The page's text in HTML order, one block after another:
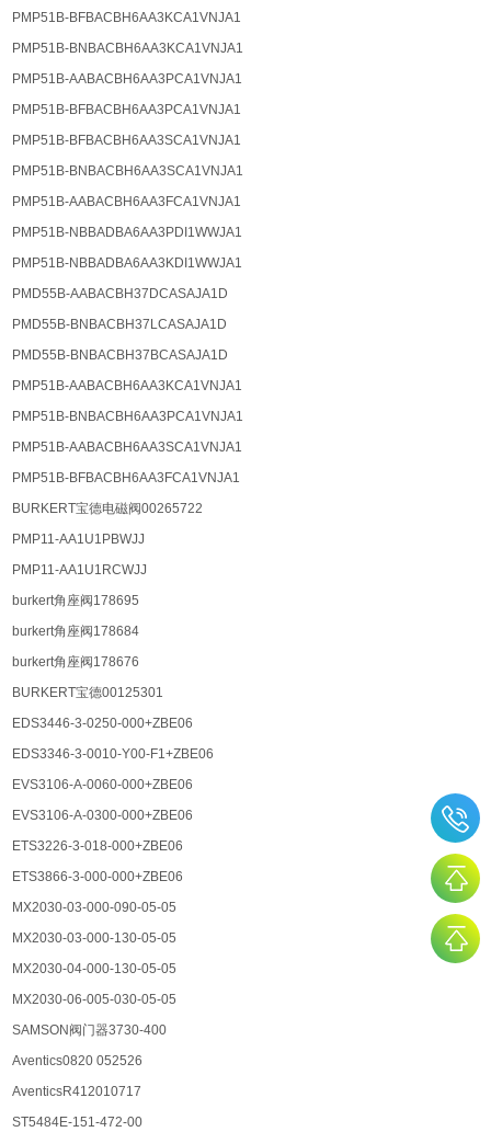
PMP51B-BFBACBH6AA3KCA1VNJA1
PMP51B-BNBACBH6AA3KCA1VNJA1
PMP51B-AABACBH6AA3PCA1VNJA1
PMP51B-BFBACBH6AA3PCA1VNJA1
PMP51B-BFBACBH6AA3SCA1VNJA1
PMP51B-BNBACBH6AA3SCA1VNJA1
PMP51B-AABACBH6AA3FCA1VNJA1
PMP51B-NBBADBA6AA3PDI1WWJA1
PMP51B-NBBADBA6AA3KDI1WWJA1
PMD55B-AABACBH37DCASAJA1D
PMD55B-BNBACBH37LCASAJA1D
PMD55B-BNBACBH37BCASAJA1D
PMP51B-AABACBH6AA3KCA1VNJA1
PMP51B-BNBACBH6AA3PCA1VNJA1
PMP51B-AABACBH6AA3SCA1VNJA1
PMP51B-BFBACBH6AA3FCA1VNJA1
BURKERT宝德电磁阀00265722
PMP11-AA1U1PBWJJ
PMP11-AA1U1RCWJJ
burkert角座阀178695
burkert角座阀178684
burkert角座阀178676
BURKERT宝德00125301
EDS3446-3-0250-000+ZBE06
EDS3346-3-0010-Y00-F1+ZBE06
EVS3106-A-0060-000+ZBE06
EVS3106-A-0300-000+ZBE06
ETS3226-3-018-000+ZBE06
ETS3866-3-000-000+ZBE06
MX2030-03-000-090-05-05
MX2030-03-000-130-05-05
MX2030-04-000-130-05-05
MX2030-06-005-030-05-05
SAMSON阀门器3730-400
Aventics0820 052526
AventicsR412010717
ST5484E-151-472-00